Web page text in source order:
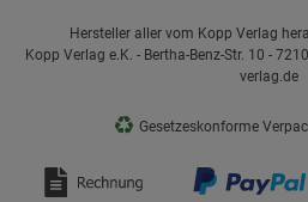
Hersteller aller vom Kopp Verlag
Kopp Verlag e.K. - Bertha-Benz-Str. 10 -
verlag.de
♻ Gesetzeskonforme